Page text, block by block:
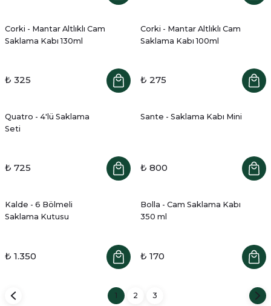
Corki - Mantar Altlıklı Cam
Saklama Kabı 130ml
₺ 325
Corki - Mantar Altlıklı Cam
Saklama Kabı 100ml
₺ 275
Quatro - 4'lü Saklama
Seti
₺ 725
Sante - Saklama Kabı Mini
₺ 800
Kalde - 6 Bölmeli
Saklama Kutusu
₺ 1.350
Bolla - Cam Saklama Kabı
350 ml
₺ 170
1 2 3